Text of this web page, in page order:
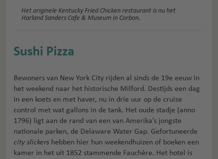
Het originele Kentucky Fried Chicken restaurant is nu het
Harland Sanders Cafe & Museum in Corbon.
Sushi Pizza
Bewoners van New York City rijden al sinds de 19e eeuw in
het weekend naar het historische Milford. Destijds een dag
in een koets en met haver, nu in drie uur op de cruise
control met wat gallons in de tank. Het oude stadje (anno
1796) ligt aan de rand van een van Amerika’s jongste
nationale parken, de Delaware Water Gap. Gefortuneerde
city slickers hebben hier hun weekendhuizen of boeken een
kamer in het uit 1852 stammende Fauchère. Het hotel is